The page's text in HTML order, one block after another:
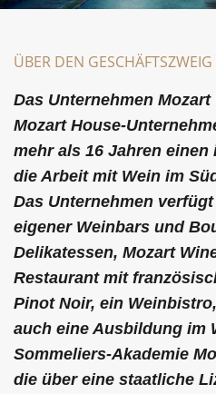
ÜBER DEN GESCHÄFTSZWEIG
Das Unternehmen
Mozart House-
mehr als 16 Jahren
die Arbeit mit Wein im
Das Unternehmen
eigener Weinbars und
Delikatessen, Mozart
Restaurant mit
Pinot Noir, ein
auch eine Ausbildung im
Sommeliers-Akademie
die über eine staatliche